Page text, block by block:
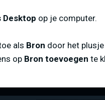
Desktop op je computer.
als Bron door het
op Bron toevoegen te